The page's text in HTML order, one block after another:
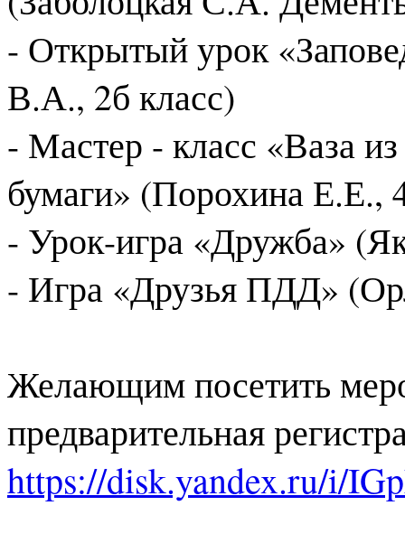
- Открытый урок
В.А., 2б класс)
- Мастер - класс «Ваза
бумаги» (Порохина Е.Е.,
- Урок-игра «Дружба»
- Игра «Друзья ПДД»
Желающим посетить
предварительная
https://disk.yandex.ru/i/